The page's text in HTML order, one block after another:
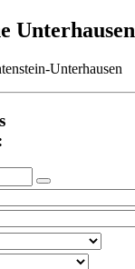
Unterhausen
Unterhausen